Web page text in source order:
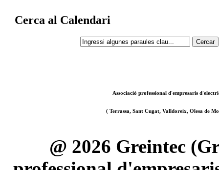
Cerca al Calendari
Associació professional d'empresaris
( Terrassa, Sant Cugat, Valldoreix, Olesa de
@ 2026 Greintec